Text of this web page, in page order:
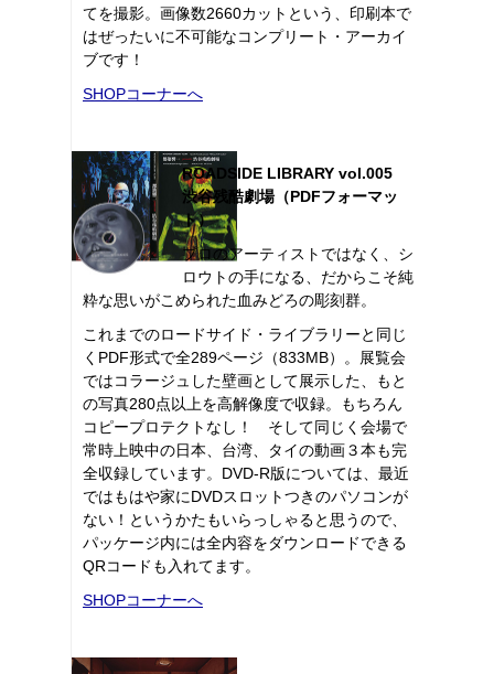
てを撮影。画像数2660カットという、印刷本で
はぜったいに不可能なコンプリート・アーカイ
ブです！
SHOPコーナーへ
ROADSIDE LIBRARY vol.005
渋谷残酷劇場（PDFフォーマッ
ト）
プロのアーティストではなく、シ
ロウトの手になる、だからこそ純
粋な思いがこめられた血みどろの彫刻群。
これまでのロードサイド・ライブラリーと同じ
くPDF形式で全289ページ（833MB）。展覧会
ではコラージュした壁画として展示した、もと
の写真280点以上を高解像度で収録。もちろん
コピープロテクトなし！ そして同じく会場で
常時上映中の日本、台湾、タイの動画３本も完
全収録しています。DVD-R版については、最近
ではもはや家にDVDスロットつきのパソコンが
ない！というかたもいらっしゃると思うので、
パッケージ内には全内容をダウンロードできる
QRコードも入れてます。
SHOPコーナーへ